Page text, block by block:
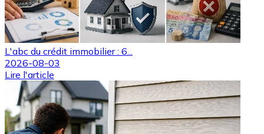
L'abc du crédit immobilier : 6...
2026-08-03
Lire l'article